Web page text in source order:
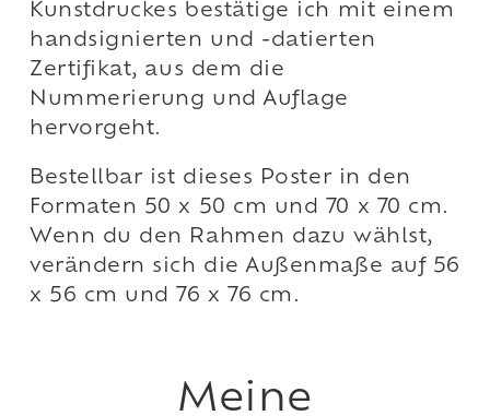
Kunstdruckes bestätige ich mit einem
handsignierten und -datierten
Zertifikat, aus dem die
Nummerierung und Auflage
hervorgeht.
Bestellbar ist dieses Poster in den
Formaten 50 x 50 cm und 70 x 70 cm.
Wenn du den Rahmen dazu wählst,
verändern sich die Außenmaße auf 56
x 56 cm und 76 x 76 cm.